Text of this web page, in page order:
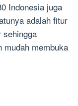
Indonesia juga
adalah fitur
mudah membuka